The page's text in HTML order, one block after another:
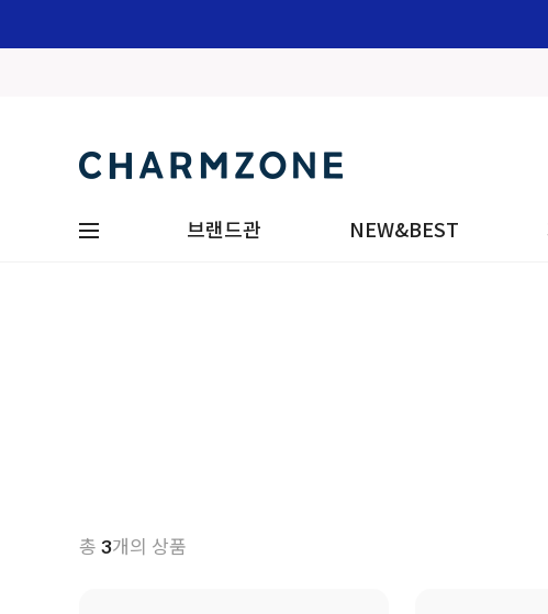
브랜드관 NEW&BEST
총 3개의 상품